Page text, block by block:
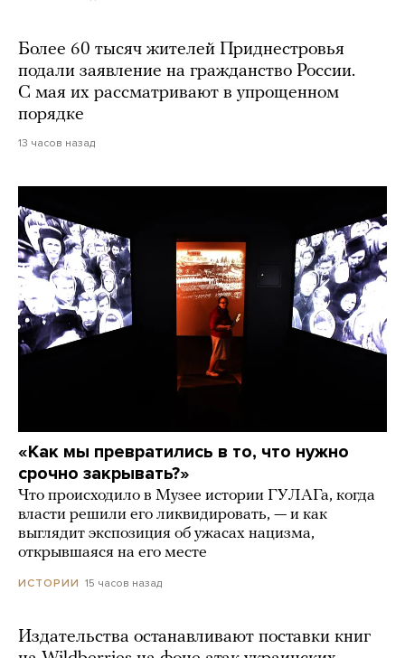
Более 60 тысяч жителей Приднестровья
подали заявление на гражданство России.
С мая их рассматривают в упрощенном
порядке
13 часов назад
«Как мы превратились в то, что нужно
срочно закрывать?»
Что происходило в Музее истории ГУЛАГа, когда
власти решили его ликвидировать, — и как
выглядит экспозиция об ужасах нацизма,
открывшаяся на его месте
ИСТОРИИ 15 часов назад
Издательства останавливают поставки книг